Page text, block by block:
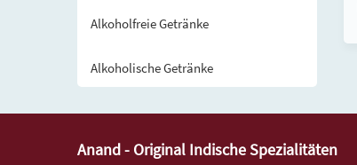
Alkoholfreie Getränke
Alkoholische Getränke
Anand - Original Indische Spezialitäten